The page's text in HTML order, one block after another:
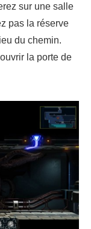
sur une salle
pas la réserve
du chemin.
la porte de